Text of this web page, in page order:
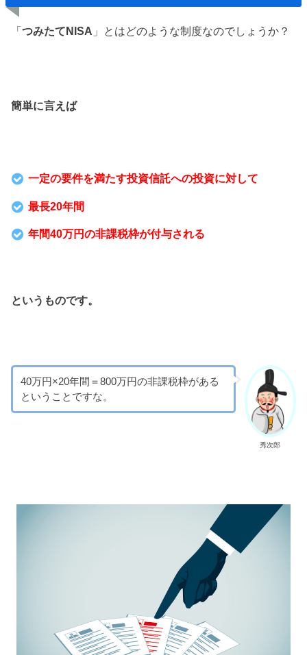
「つみたてNISA 」とはどのような制度なのでしょうか？
簡単に言えば
一定の要件を満たす投資信託への投資に対して
最長20年間
年間40万円の非課税枠が付与される
というものです。
秀次郎
40万円×20年間＝800万円の非課税枠がある
ということですな。